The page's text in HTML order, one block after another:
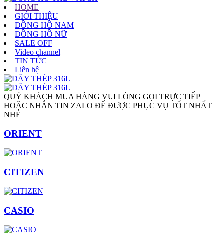
HOME
GIỚI THIỆU
ĐỒNG HỒ NAM
ĐỒNG HỒ NỮ
SALE OFF
Video channel
TIN TỨC
Liên hệ
QUÝ KHÁCH MUA HÀNG VUI LÒNG GỌI TRỰC TIẾP
HOẶC NHẮN TIN ZALO ĐỂ ĐƯỢC PHỤC VỤ TỐT NHẤT
NHÉ
ORIENT
CITIZEN
CASIO